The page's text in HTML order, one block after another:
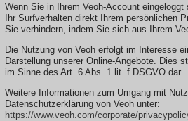
Wenn Sie in Ihrem Veoh-Account eingeloggt
Ihr Surfverhalten direkt Ihrem persönlichen
Sie verhindern, indem Sie sich aus Ihrem
Die Nutzung von Veoh erfolgt im Interesse
Darstellung unserer Online-Angebote. Dies
im Sinne des Art. 6 Abs. 1 lit. f DSGVO dar.
Weitere Informationen zum Umgang mit
Datenschutzerklärung von Veoh unter:
https://www.veoh.com/corporate/